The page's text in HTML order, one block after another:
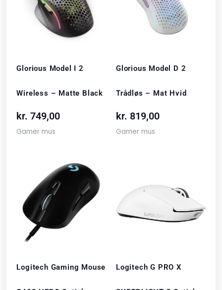
Glorious Model I 2
Wireless – Matte Black
kr. 749,00
Gamer mus
Glorious Model D 2
Trådløs – Mat Hvid
kr. 819,00
Gamer mus
Logitech Gaming Mouse Logitech G PRO X